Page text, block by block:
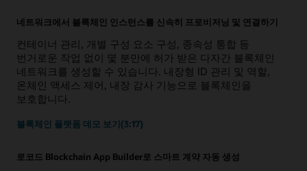
네트워크에서 블록체인 인스턴스를 신속히 프로비저닝 및 연결하기
컨테이너 관리, 개별 구성 요소 구성, 종속성 통합 등
번거로운 작업 없이 몇 분만에 허가 받은 다자간 블록체인
네트워크를 생성할 수 있습니다. 내장형 ID 관리 및 역할,
온체인 액세스 제어, 내장 감사 기능으로 블록체인을
보호합니다.
블록체인 플랫폼 데모 보기(3:17)
로코드 Blockchain App Builder로 스마트 계약 자동 생성